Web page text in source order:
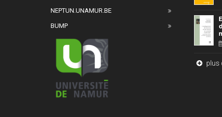
NEPTUN.UNAMUR.BE
BUMP
plus